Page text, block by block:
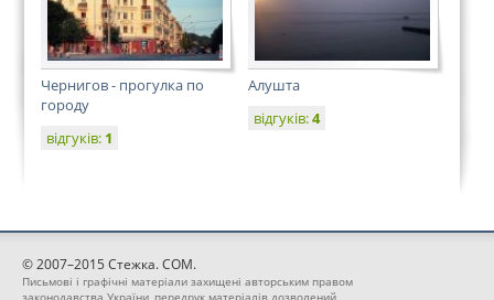
Чернигов - прогулка по
городу
відгуків: 1
Алушта
відгуків:4
© 2007–2015 Стежка. COM.
Письмові і графічні матеріали захищені авторським правом
законодавства України, передрук матеріалів дозволений